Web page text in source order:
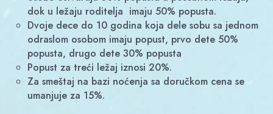
dok u ležaju roditelja imaju 50% popusta.
Dvoje dece do 10 godina koja dele sobu sa jednom
odraslom osobom imaju popust, prvo dete 50%
popusta, drugo dete 30% popusta
Popust za treći ležaj iznosi 20%.
Za smeštaj na bazi noćenja sa doručkom cena se
umanjuje za 15%.